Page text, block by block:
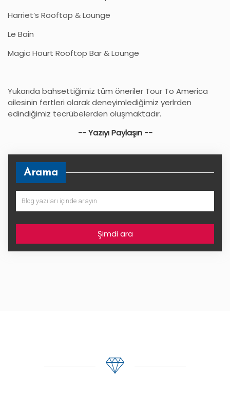
Harriet’s Rooftop & Lounge
Le Bain
Magic Hourt Rooftop Bar & Lounge
Yukarıda bahsettiğimiz tüm öneriler Tour To America
ailesinin fertleri olarak deneyimlediğimiz yerlrden
edindiğimiz tecrübelerden oluşmaktadır.
-- Yazıyı Paylaşın --
Arama
Şimdi ara